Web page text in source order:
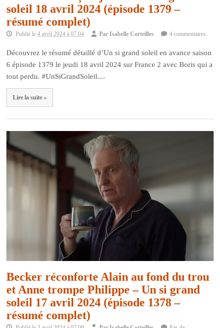
soleil 18 avril 2024 (épisode 1379 –
résumé complet)
Publié le4 avril 2024 à 07:04 ParIsabelle Corteilles 4 commentaires
Découvrez le résumé détaillé d’Un si grand soleil en avance saison
6 épisode 1379 le jeudi 18 avril 2024 sur France 2 avec Boris qui a
tout perdu. #UnSiGrandSoleil....
Lire la suite »
Becker réconforte Alain au fond du trou
et Anne trompe Philippe – Un si grand
soleil 17 avril 2024 (épisode 1378 –
résumé complet)